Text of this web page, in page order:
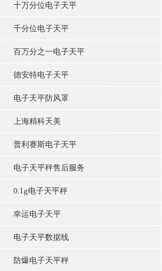
十万分位电子天平
千分位电子天平
百万分之一电子天平
德安特电子天平
电子天平防风罩
上海精科天美
普利赛斯电子天平
电子天平秤售后服务
0.1g电子天平秤
幸运电子天平
电子天平数据线
防爆电子天平秤